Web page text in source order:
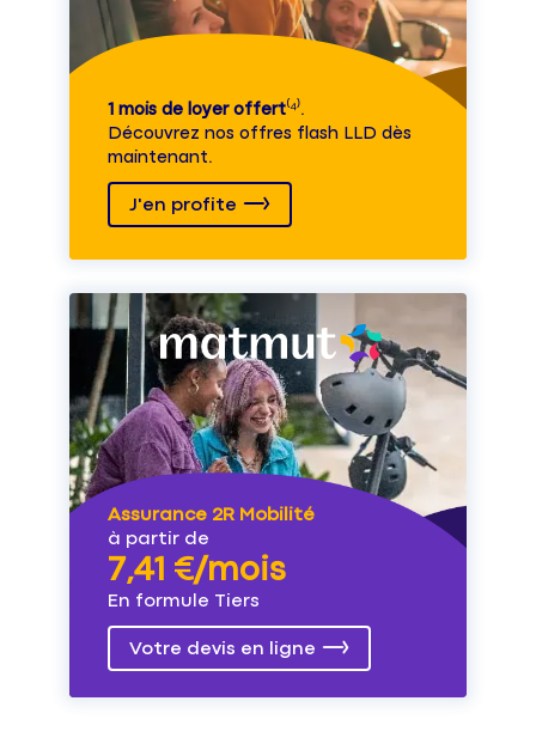
1 mois de loyer offert⁽⁴⁾.
Découvrez nos offres flash LLD dès
maintenant.
J'en profite
Assurance 2R Mobilité
à partir de
7,41 €/mois
En formule Tiers
Votre devis en ligne